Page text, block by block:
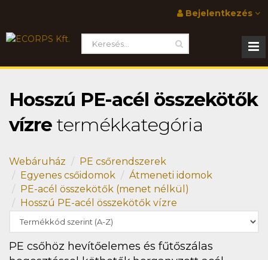
Bejelentkezés
Hosszú PE-acél összekötők
vízre termékkategória
Webáruház
PE csőrendszerek
Egyenes csőidomok
Átmeneti idomok
PE-acél összekötők (menet nélkül)
Hosszú PE-acél összekötők vízre
PE csőhöz hevítőelemes és fűtőszálas